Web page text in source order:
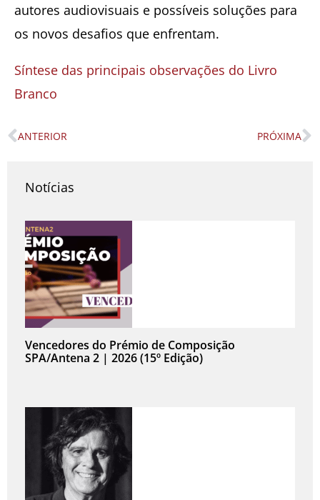
autores audiovisuais e possíveis soluções para
os novos desafios que enfrentam.
Síntese das principais observações do Livro
Branco
Prev
ANTERIOR PRÓXIMA
Notícias
Vencedores do Prémio de Composição
SPA/Antena 2 | 2026 (15º Edição)